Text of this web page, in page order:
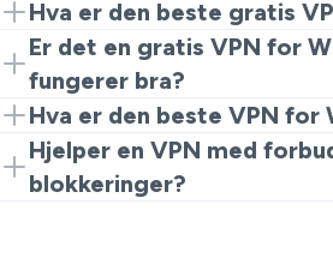
Last ned VeePN fra nettsiden vår
installer det, velg en plassering,
Hva er den beste gratis
Gratis tjenester kveler ofte
begrensninger, eller sporer data.
Wise, er et betalt alternativ som
valg.
Er det en gratis VPN for
fungerer bra?
De fleste gratis skrivebords-apper
og kan logge aktivitet. VeePN
kryptert og konsistente.
Hva er den beste VPN for
Se etter raske protokoller, mange
Ingen Logg-policy. VeePN
PC, mobil, og ruteroppsett.
Hjelper en VPN med
blokkeringer?